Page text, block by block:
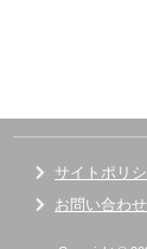
サイトポリ
お問い合わせ